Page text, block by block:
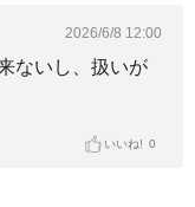
2026/6/8 12:00
ないし、扱いが
いいね! 0